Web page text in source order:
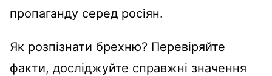
пропаганду серед росіян.
Як розпізнати брехню? Перевіряйте
факти, досліджуйте справжні значення